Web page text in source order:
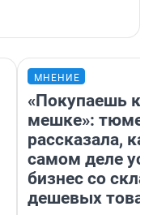
МНЕНИЕ
«Покупаешь
мешке»:
рассказала,
самом деле
бизнес со
дешевых